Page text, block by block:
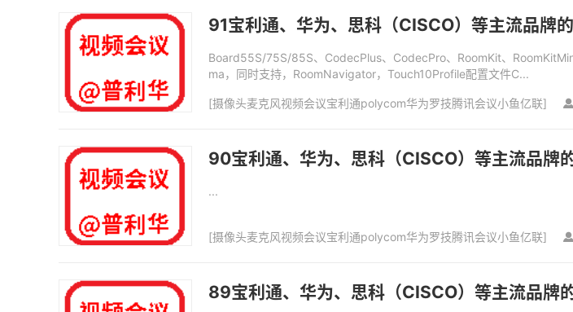
91宝利通、华为、思科（CISCO）等主流品
Board55S/75S/85S、CodecPlus、CodecPro、RoomKit、
ma，同时支持，RoomNavigator，Touch10Profile配置文件C...
[摄像头麦克风视频会议宝利通polycom华为罗技腾讯会议小鱼亿联]
90宝利通、华为、思科（CISCO）等主流品
...
[摄像头麦克风视频会议宝利通polycom华为罗技腾讯会议小鱼亿联]
89宝利通、华为、思科（CISCO）等主流品